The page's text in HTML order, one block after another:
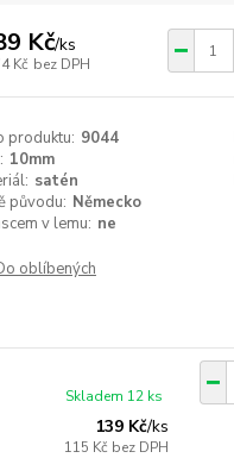
Kč/ks
Kč bez DPH
produktu: 9044
10mm
satén
původu: Německo
v lemu: ne
oblíbených
139 Kč/ks
115 Kč bez DPH
Skladem 12 ks